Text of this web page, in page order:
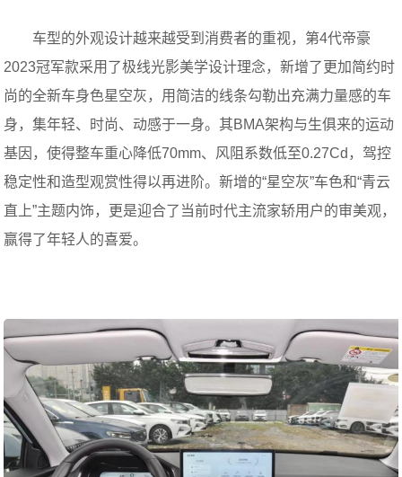
车型的外观设计越来越受到消费者的重视，第4代帝豪
2023冠军款采用了极线光影美学设计理念，新增了更加简约时
尚的全新车身色星空灰，用简洁的线条勾勒出充满力量感的车
身，集年轻、时尚、动感于一身。其BMA架构与生俱来的运动
基因，使得整车重心降低70mm、风阻系数低至0.27Cd，驾控
稳定性和造型观赏性得以再进阶。新增的“星空灰”车色和“青云
直上”主题内饰，更是迎合了当前时代主流家轿用户的审美观，
赢得了年轻人的喜爱。